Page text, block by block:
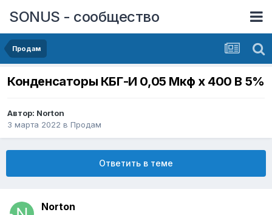
SONUS - сообщество
Продам
Конденсаторы КБГ-И 0,05 Мкф х 400 В 5%
Автор: Norton
3 марта 2022 в Продам
Ответить в теме
Norton